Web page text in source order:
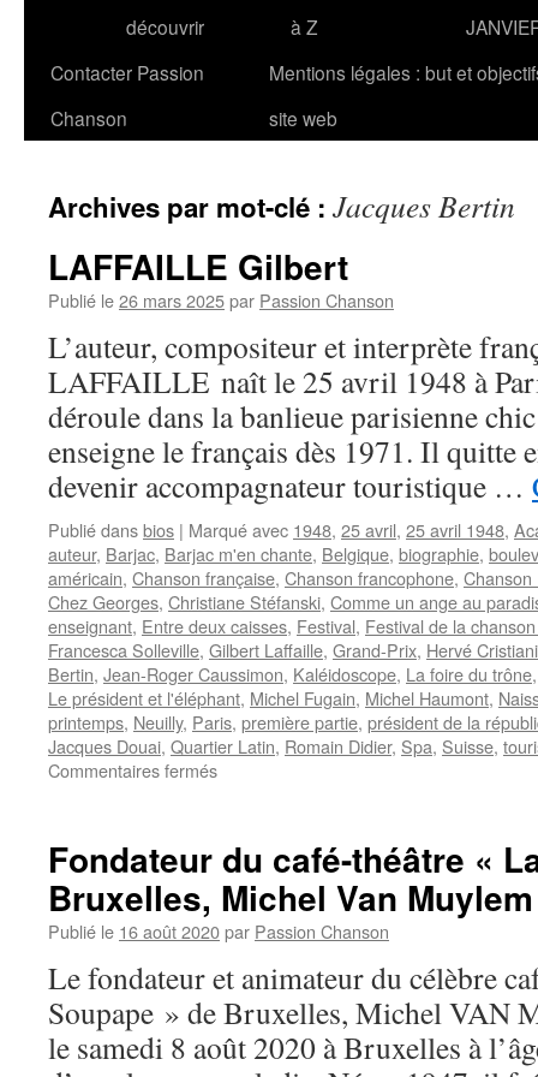
découvrir
à Z
Contacter Passion
Chanson
Mentions légales : but et
site web
Archives par mot-clé : Jacques Bertin
LAFFAILLE Gilbert
Publié le26 mars 2025par Passion Chanson
L’auteur, compositeur et interprète
LAFFAILLE naît le 25 avril 1948 à
déroule dans la banlieue parisienne
enseigne le français dès 1971. Il quitte
devenir accompagnateur touristique …
Publié dansbios | Marqué avec 1948, 25 avril, 25 avril 1948,
auteur, Barjac, Barjac m'en chante, Belgique, biographie,
américain, Chanson française, Chanson francophone,
Chez Georges, Christiane Stéfanski, Comme un ange au
enseignant, Entre deux caisses, Festival, Festival de la
Francesca Solleville, Gilbert Laffaille, Grand-Prix, Hervé Cristiani
Bertin, Jean-Roger Caussimon, Kaléidoscope, La foire du trône
Le président et l'éléphant, Michel Fugain, Michel Haumont,
printemps, Neuilly, Paris, première partie, président de la
Jacques Douai, Quartier Latin, Romain Didier, Spa, Suisse,
Commentaires ferméssur
Fondateur du café-théâtre «
Bruxelles, Michel Van
Publié le 16 août 2020par Passion Chanson
Le fondateur et animateur du célèbre
Soupape » de Bruxelles, Michel VAN
le samedi 8 août 2020 à Bruxelles à